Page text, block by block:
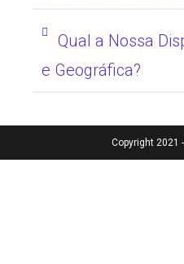
Qual a Nossa
e Geográfica?
Copyright 2021